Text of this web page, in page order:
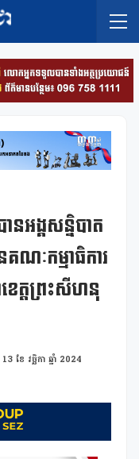
អង្គសន្និបាត
ណៈកម្មាធិការ
េត្តព្រះសីហនុ
13 ខែ វច្ឆិកា ឆ្នាំ 2024